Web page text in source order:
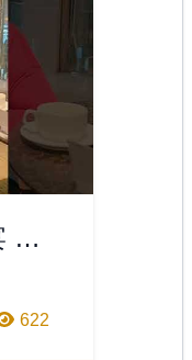
藝
622